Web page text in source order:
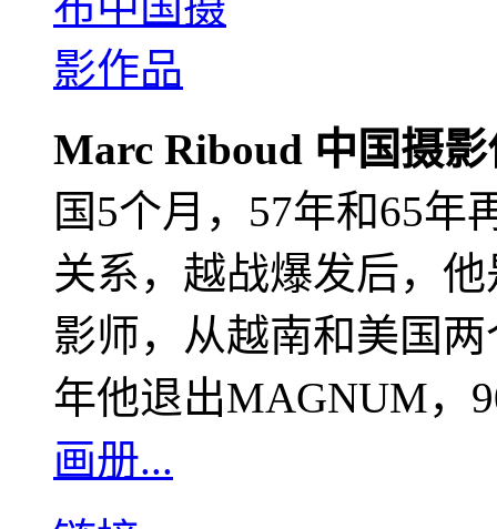
Marc Riboud 中国摄
国5个月，57年和65年
关系，越战爆发后，
影师，从越南和美国
年他退出MAGNUM，
画册...